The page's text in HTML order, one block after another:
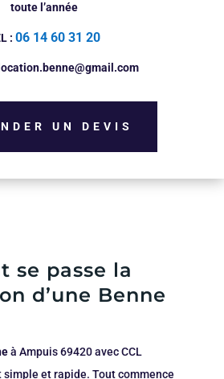
toute l’année
:06 14 60 31 20
UN DEVIS
se passe la
d’une Benne
à Ampuis 69420 avec CCL
simple et rapide. Tout commence